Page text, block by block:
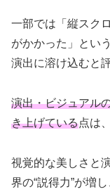
一部では「縦スク
がかかった」とい
演出に溶け込むと
演出・ビジュアル
き上げている点は
視覚的な美しさと
界の“説得力”が増